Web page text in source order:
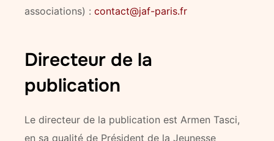
associations) : contact@jaf-paris.fr
Directeur de la
publication
Le directeur de la publication est Armen Tasci,
en sa qualité de Président de la Jeunesse